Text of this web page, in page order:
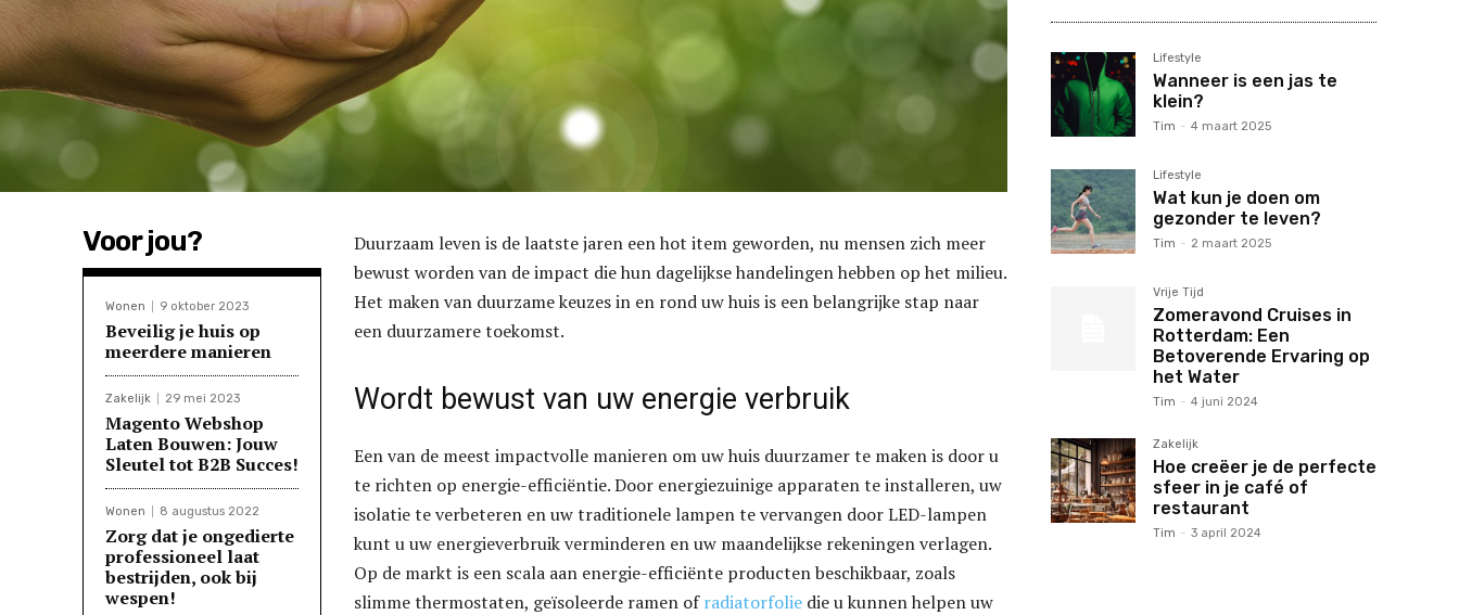
Voor jou?
Wonen 9 oktober 2023
Beveilig je huis op
meerdere manieren
Zakelijk 29 mei 2023
Magento Webshop
Laten Bouwen: Jouw
Sleutel tot B2B Succes!
Wonen 8 augustus 2022
Zorg dat je ongedierte
professioneel laat
bestrijden, ook bij
wespen!
Duurzaam leven is de laatste jaren een hot item geworden, nu mensen zich meer
bewust worden van de impact die hun dagelijkse handelingen hebben op het milieu.
Het maken van duurzame keuzes in en rond uw huis is een belangrijke stap naar
een duurzamere toekomst.
Wordt bewust van uw energie verbruik
Een van de meest impactvolle manieren om uw huis duurzamer te maken is door u
te richten op energie-efficiëntie. Door energiezuinige apparaten te installeren, uw
isolatie te verbeteren en uw traditionele lampen te vervangen door LED-lampen
kunt u uw energieverbruik verminderen en uw maandelijkse rekeningen verlagen.
Op de markt is een scala aan energie-efficiënte producten beschikbaar, zoals
slimme thermostaten, geïsoleerde ramen ofradiatorfolie die u kunnen helpen uw
Lifestyle
Wanneer is een jas te
klein?
Tim - 4 maart 2025
Lifestyle
Wat kun je doen om
gezonder te leven?
Tim - 2 maart 2025
Vrije Tijd
Zomeravond Cruises in
Rotterdam: Een
Betoverende Ervaring op
het Water
Tim - 4 juni 2024
Zakelijk
Hoe creëer je de perfecte
sfeer in je café of
restaurant
Tim - 3 april 2024